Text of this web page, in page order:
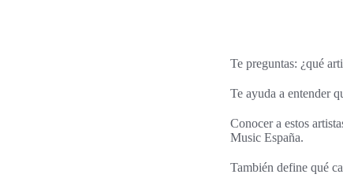
Te preguntas: ¿qué
Te ayuda a entender
Conocer a estos
Music España.
También define qué